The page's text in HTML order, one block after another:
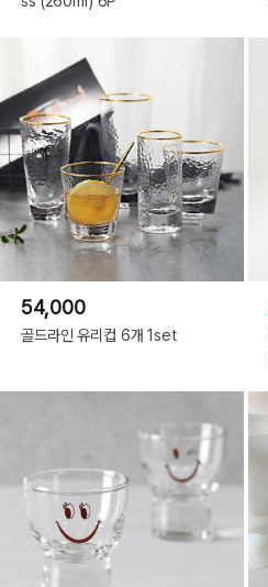
54,000
골드라인 유리컵 6개 1set